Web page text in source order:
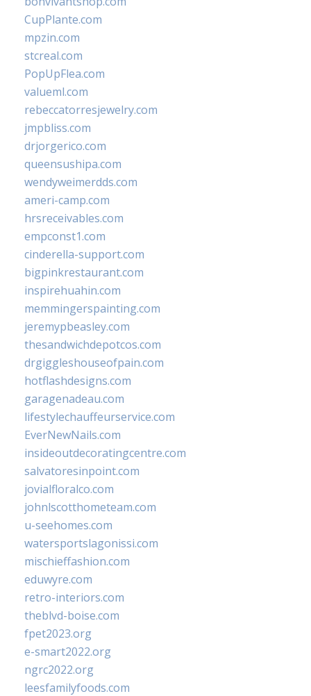
CupPlante.com
mpzin.com
stcreal.com
PopUpFlea.com
valueml.com
rebeccatorresjewelry.com
jmpbliss.com
drjorgerico.com
queensushipa.com
wendyweimerdds.com
ameri-camp.com
hrsreceivables.com
empconst1.com
cinderella-support.com
bigpinkrestaurant.com
inspirehuahin.com
memmingerspainting.com
jeremypbeasley.com
thesandwichdepotcos.com
drgiggleshouseofpain.com
hotflashdesigns.com
garagenadeau.com
lifestylechauffeurservice.com
EverNewNails.com
insideoutdecoratingcentre.com
salvatoresinpoint.com
jovialfloralco.com
johnlscotthometeam.com
u-seehomes.com
watersportslagonissi.com
mischieffashion.com
eduwyre.com
retro-interiors.com
theblvd-boise.com
fpet2023.org
e-smart2022.org
ngrc2022.org
leesfamilyfoods.com